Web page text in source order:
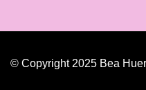
© Copyright 2025 Bea